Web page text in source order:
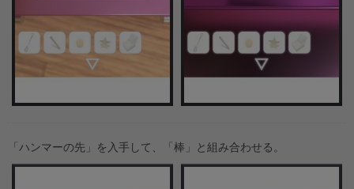
「ハンマーの先」を入手して、「棒」と組み合わせる。